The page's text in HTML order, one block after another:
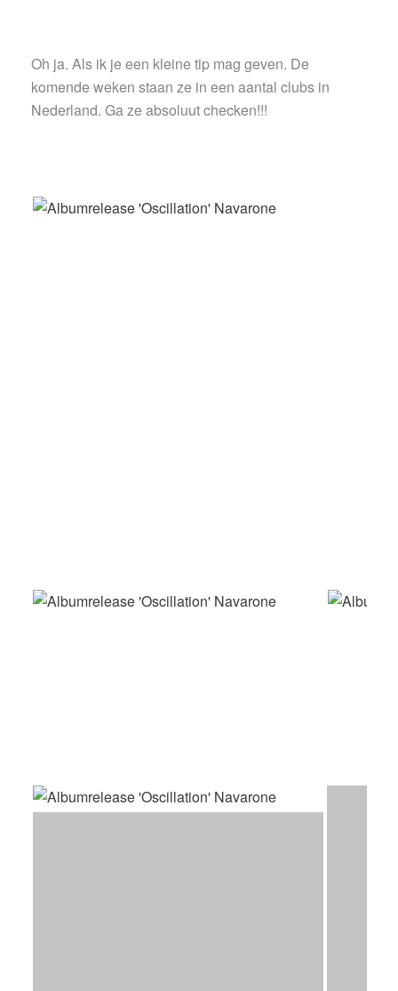
Oh ja. Als ik je een kleine tip mag geven. De
komende weken staan ze in een aantal clubs in
Nederland. Ga ze absoluut checken!!!